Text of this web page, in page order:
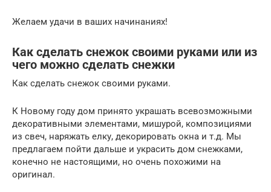
Желаем удачи в ваших начинаниях!
Как сделать снежок своими руками или из
чего можно сделать снежки
Как сделать снежок своими руками.
К Новому году дом принято украшать всевозможными
декоративными элементами, мишурой, композициями
из свеч, наряжать елку, декорировать окна и т.д. Мы
предлагаем пойти дальше и украсить дом снежками,
конечно не настоящими, но очень похожими на
оригинал.